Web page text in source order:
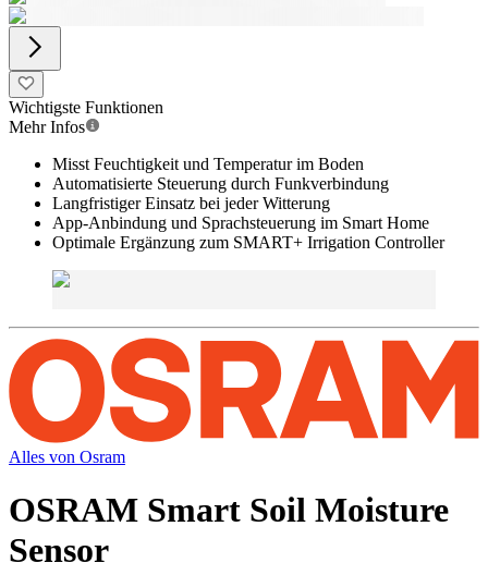
Wichtigste Funktionen
Mehr Infos
Misst Feuchtigkeit und Temperatur im Boden
Automatisierte Steuerung durch Funkverbindung
Langfristiger Einsatz bei jeder Witterung
App-Anbindung und Sprachsteuerung im Smart Home
Optimale Ergänzung zum SMART+ Irrigation Controller
Alles von Osram
OSRAM Smart Soil Moisture
Sensor